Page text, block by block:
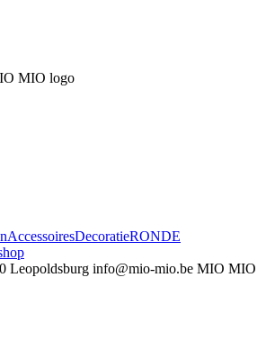
AccessoiresDecoratieRONDE
Leopoldsburg info@mio-mio.be MIO MIO